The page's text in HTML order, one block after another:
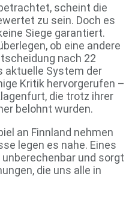
scheint die
zu sein. Doch es
Siege garantiert.
ob eine andere
nach 22
aktuelle System der
Kritik hervorgerufen –
die trotz ihrer
belohnt wurden.
an Finnland nehmen
legen es nahe. Eines
und sorgt
die uns alle in